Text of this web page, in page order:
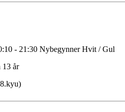
- 21:30 Nybegynner Hvit / Gul
13 år